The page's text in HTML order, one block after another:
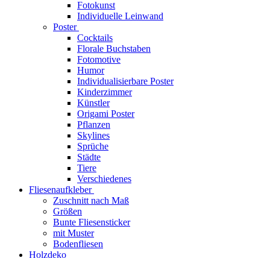
Fotokunst
Individuelle Leinwand
Poster
Cocktails
Florale Buchstaben
Fotomotive
Humor
Individualisierbare Poster
Kinderzimmer
Künstler
Origami Poster
Pflanzen
Skylines
Sprüche
Städte
Tiere
Verschiedenes
Fliesenaufkleber
Zuschnitt nach Maß
Größen
Bunte Fliesensticker
mit Muster
Bodenfliesen
Holzdeko